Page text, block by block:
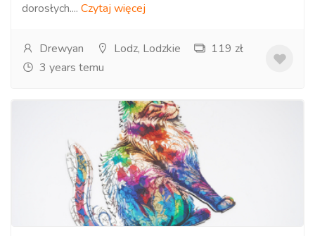
dorosłych.... Czytaj więcej
Drewyan Lodz, Lodzkie
119 zł
3 years temu